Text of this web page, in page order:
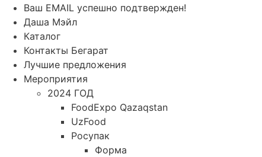
Ваш EMAIL успешно подтвержден!
Даша Мэйл
Каталог
Контакты Бегарат
Лучшие предложения
Мероприятия
2024 ГОД
FoodExpo Qazaqstan
UzFood
Росупак
Форма